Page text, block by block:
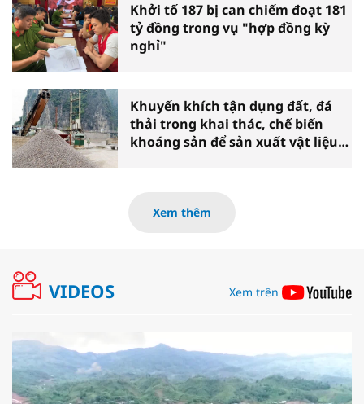
Khởi tố 187 bị can chiếm đoạt 181
tỷ đồng trong vụ "hợp đồng kỳ
nghỉ"
Khuyến khích tận dụng đất, đá
thải trong khai thác, chế biến
khoáng sản để sản xuất vật liệu
Xem thêm
VIDEOS Xem trên